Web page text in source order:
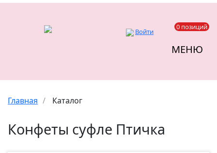
Войти
0 позиций
МЕНЮ
Главная / Каталог
Конфеты суфле Птичка